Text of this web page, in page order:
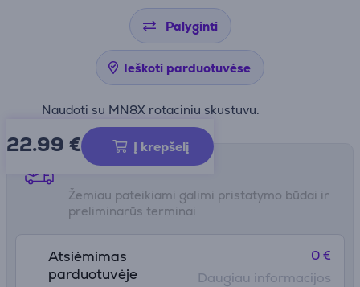
Palyginti
Ieškoti parduotuvėse
Naudoti su MN8X rotaciniu skustuvu.
22.99 € Į krepšelį
Pristatymo būdai
Žemiau pateikiami galimi pristatymo būdai ir
preliminarūs terminai
Atsiėmimas
parduotuvėje
0 €
Daugiau informacijos